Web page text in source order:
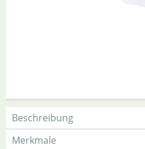
Beschreibung
Merkmale